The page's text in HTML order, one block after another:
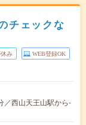
チェックな
み WEB登録OK
／西山天王山駅から-